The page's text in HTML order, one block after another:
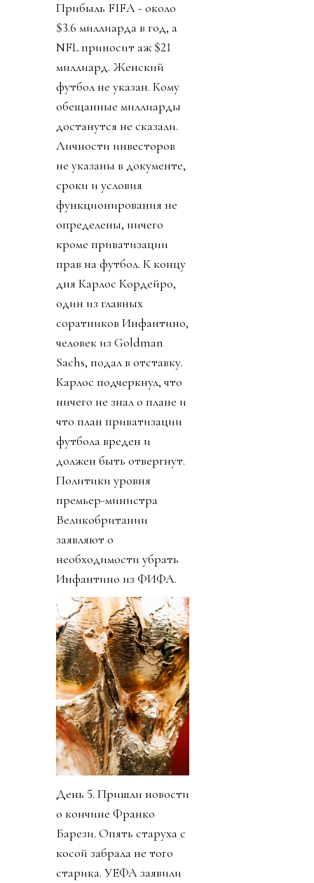
Прибыль FIFA - около
$3.6 миллиарда в год, а
NFL приносит аж $21
миллиард. Женский
футбол не указан. Кому
обещанные миллиарды
достанутся не сказали.
Личности инвесторов
не указаны в документе,
сроки и условия
функционирования не
определены, ничего
кроме приватизации
прав на футбол. К концу
дня Карлос Кордейро,
один из главных
соратников Инфантино,
человек из Goldman
Sachs, подал в отставку.
Карлос подчеркнул, что
ничего не знал о плане и
что план приватизации
футбола вреден и
должен быть отвергнут.
Политики уровня
премьер-министра
Великобритании
заявляют о
необходимости убрать
Инфантино из ФИФА.
День 5. Пришли новости
о кончине Франко
Барези. Опять старуха с
косой забрала не того
старика. УЕФА заявили